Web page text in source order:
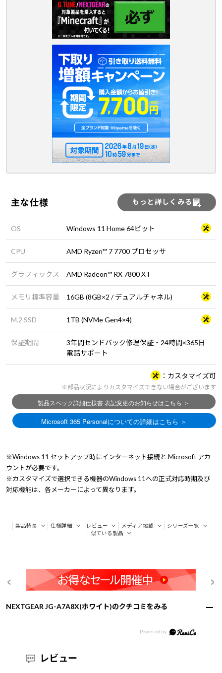
主な仕様 もっと詳しくみる
OS Windows 11 Home 64ビット
CPU AMD Ryzen™ 7 7700 プロセッサ
グラフィックス AMD Radeon™ RX 7800 XT
メモリ標準容量 16GB (8GB×2 / デュアルチャネル)
M.2 SSD 1TB (NVMe Gen4×4)
保証期間
3年間センドバック修理保証・24時間×365日
電話サポート
カスタマイズ可
※部品状況によりカスタマイズできない場合がございます
※Windows 11 セットアップ時にインターネット接続と Microsoft アカ
ウントが必要です。
※カスタマイズで選択できる機器のWindows 11への正式対応時期及び
対応機能は、各メーカーによって異なります。
製品特長 仕様詳細 レビュー メディア掲載
シリーズ一覧
似ている製品
NEXTGEAR JG-A7A8X(ホワイト)のクチコミをみる
レビュー